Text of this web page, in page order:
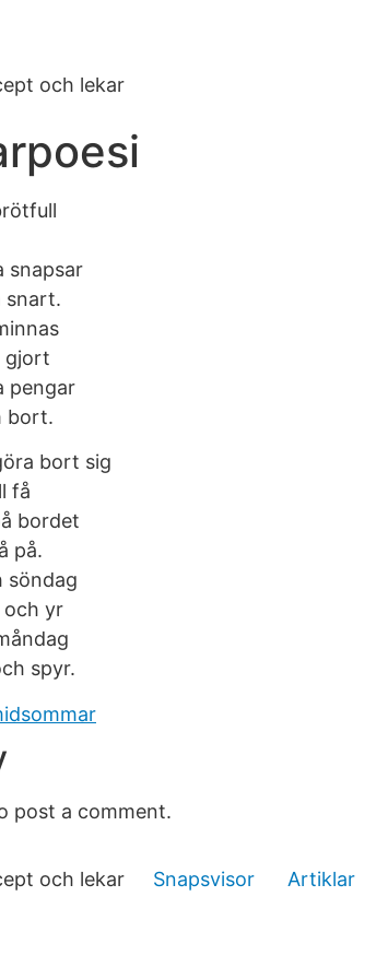
och lekar
snapsar
snart.
gjort
pengar
bort.
bort sig
få
bordet
på.
söndag
och yr
spyr.
post a comment.
och lekar Snapsvisor Artiklar